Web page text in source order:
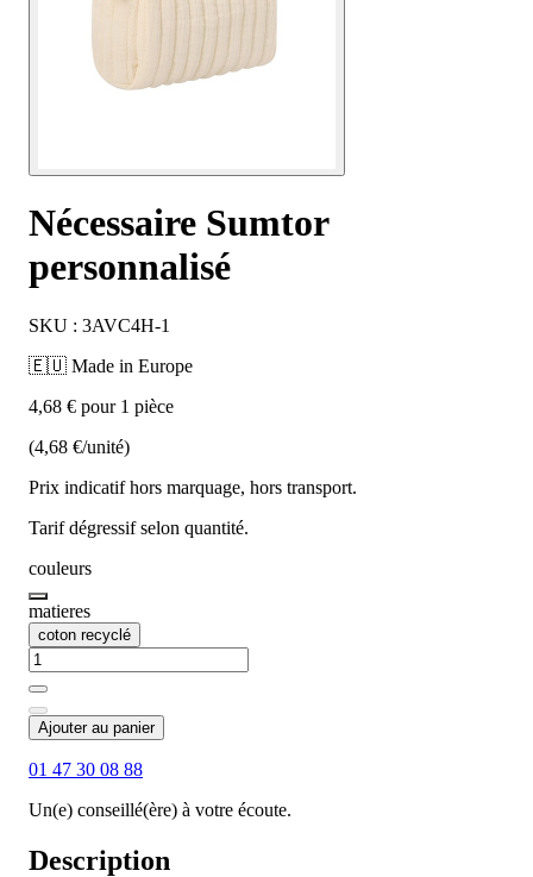
Nécessaire Sumtor
personnalisé
SKU : 3AVC4H-1
🇪🇺 Made in Europe
4,68 € pour 1 pièce
(4,68 €/unité)
Prix indicatif hors marquage, hors transport.
Tarif dégressif selon quantité.
couleurs
matieres
coton recyclé
Ajouter au panier
01 47 30 08 88
Un(e) conseillé(ère) à votre écoute.
Description